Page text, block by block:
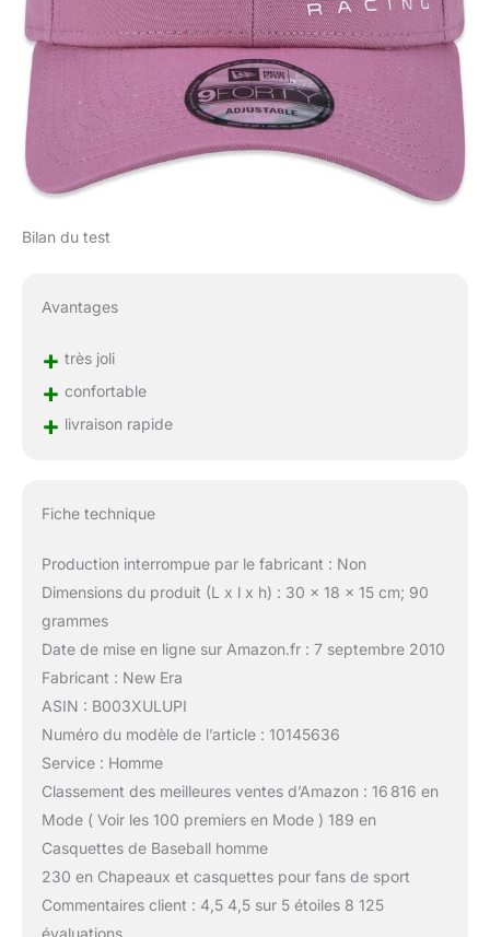
Bilan du test
Avantages
+ très joli
+ confortable
+ livraison rapide
Fiche technique
Production interrompue par le fabricant : Non
Dimensions du produit (L x l x h) : 30 x 18 x 15 cm; 90
grammes
Date de mise en ligne sur Amazon.fr : 7 septembre 2010
Fabricant : New Era
ASIN : B003XULUPI
Numéro du modèle de l’article : 10145636
Service : Homme
Classement des meilleures ventes d’Amazon : 16 816 en
Mode ( Voir les 100 premiers en Mode ) 189 en
Casquettes de Baseball homme
230 en Chapeaux et casquettes pour fans de sport
Commentaires client : 4,5 4,5 sur 5 étoiles 8 125